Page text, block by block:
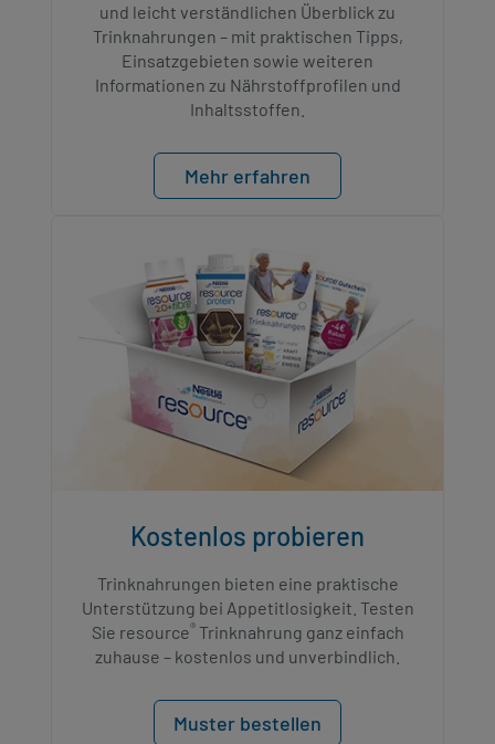
und leicht verständlichen Überblick zu
Trinknahrungen – mit praktischen Tipps,
Einsatzgebieten sowie weiteren
Informationen zu Nährstoffprofilen und
Inhaltsstoffen.​
Mehr erfahren
Kostenlos probieren​
Trinknahrungen bieten eine praktische
Unterstützung bei Appetitlosigkeit. Testen
Sie resource®Trinknahrung ganz einfach
zuhause – kostenlos und unverbindlich.
Muster bestellen